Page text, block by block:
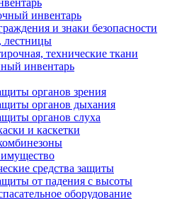
инвентарь
и знаки безопасности
лестницы
технические ткани
инвентарь
органов зрения
органов дыхания
органов слуха
и каскетки
средства защиты
от падения с высоты
оборудование